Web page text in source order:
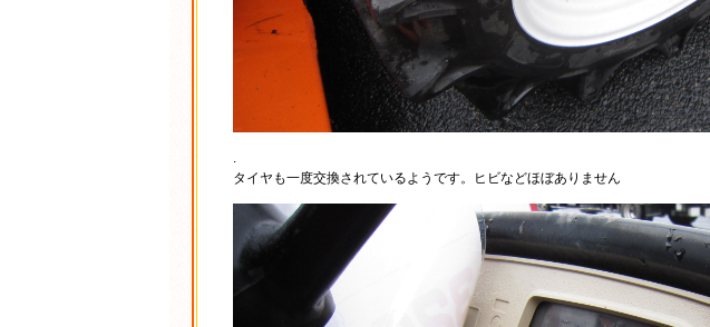
.
タイヤも一度交換されているようです。ヒビなどほぼありません